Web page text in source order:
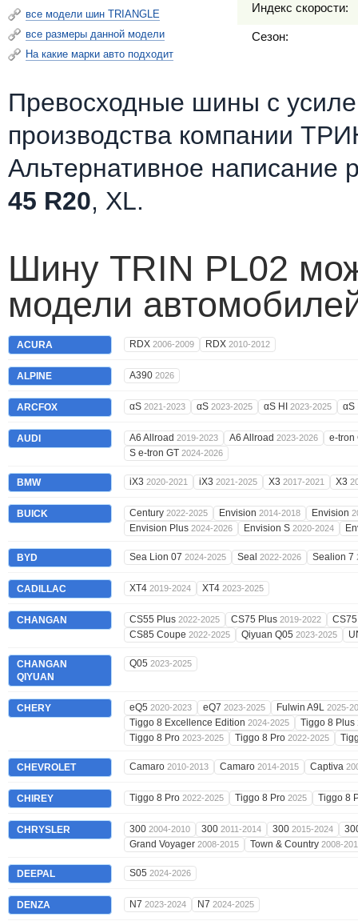
все модели шин TRIANGLE
все размеры данной модели
На какие марки авто подходит
Индекс скорости:
Сезон:
Превосходные шины c
производства компании
Альтернативное написание
45 R20, XL.
Шину TRIN PL02
модели
ACURA RDX 2006-2009 RDX 2010-2012
ALPINE A390 2026
ARCFOX αS 2021-2023 αS 2023-2025 αS HI 2023-2025 αS
AUDI A6 Allroad 2019-2023 A6 Allroad 2023-2026
e-tron
S e-tron GT 2024-2026
BMW iX3 2020-2021 iX3 2021-2025 X3 2017-2021 X3
BUICK Century 2022-2025 Envision 2014-2018 Envision
Envision Plus 2024-2026 Envision S 2020-2024
BYD Sea Lion 07 2024-2025 Seal 2022-2026 Sealion 7
CADILLAC XT4 2019-2024 XT4 2023-2025
CHANGAN CS55 Plus 2022-2025 CS75 Plus 2019-2022
CS85 Coupe 2022-2025 Qiyuan Q05 2023-2025
CHANGAN
QIYUAN
Q05 2023-2025
CHERY eQ5 2020-2023 eQ7 2023-2025 Fulwin A9L 2025-
Tiggo 8 Excellence Edition 2024-2025 Tiggo 8 Plus
Tiggo 8 Pro 2023-2025 Tiggo 8 Pro 2022-2025
CHEVROLET Camaro 2010-2013 Camaro 2014-2015 Captiva
CHIREY Tiggo 8 Pro 2022-2025 Tiggo 8 Pro 2025 Tiggo 8
CHRYSLER 300 2004-2010 300 2011-2014 300 2015-2024
Grand Voyager 2008-2015 Town & Country 2008-
DEEPAL S05 2024-2026
DENZA N7 2023-2024 N7 2024-2025